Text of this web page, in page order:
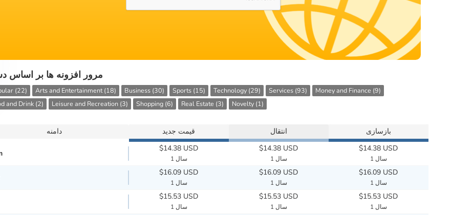
مرور افزونه ها بر اساس
(22) Arts and Entertainment (18) Business (30) Sports (15) Technology (29) Services (93)
Money and Finance (9)
and Drink (2)
Leisure and Recreation (3) Shopping (6) Real Estate (3) Novelty (1)
دامنه قیمت جدید انتقال بازسازی
$14.38 USD
1 سال
$14.38 USD
1 سال
$14.38 USD
1 سال
$16.09 USD
1 سال
$16.09 USD
1 سال
$16.09 USD
1 سال
$15.53 USD
1 سال
$15.53 USD
1 سال
$15.53 USD
1 سال